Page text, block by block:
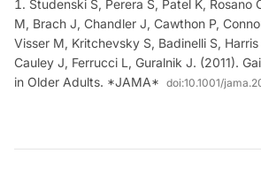
Studenski S, Perera S, Patel K, Rosano
M, Brach J, Chandler J, Cawthon P,
Visser M, Kritchevsky S, Badinelli S,
Cauley J, Ferrucci L, Guralnik J. (2011).
in Older Adults. *JAMA* doi:10.1001/